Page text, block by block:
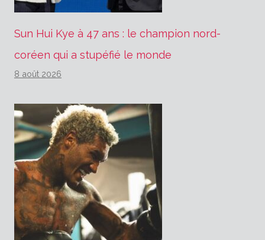
Sun Hui Kye à 47 ans : le champion nord-
coréen qui a stupéfié le monde
8 août 2026